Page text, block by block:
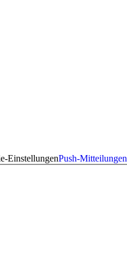
EinstellungenPush-Mitteilungen